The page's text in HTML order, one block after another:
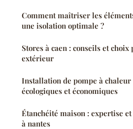
Comment maîtriser les
une isolation optimale ?
Stores à caen : conseils et choix
extérieur
Installation de pompe à chaleur
écologiques et économiques
Étanchéité maison : expertise
à nantes